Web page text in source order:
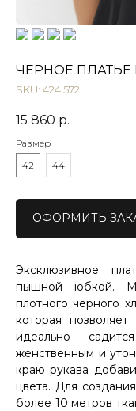
ЧЕРНОЕ ПЛАТЬЕ
SKU: 424 572
15 860 р.
Размер
42
44
ОФОРМИТЬ
Эксклюзивное
пышной юбкой.
плотного чёрного
которая
идеально
женственным и
краю рукава
цвета. Для
более 10 метров